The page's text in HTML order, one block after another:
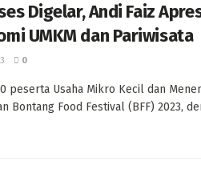
Digelar, Andi Faiz
UMKM dan Pariwisata
0
peserta Usaha Mikro Kecil dan
Bontang Food Festival (BFF) 2023,